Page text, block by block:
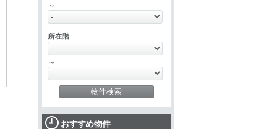
～
所在階
～
おすすめ物件